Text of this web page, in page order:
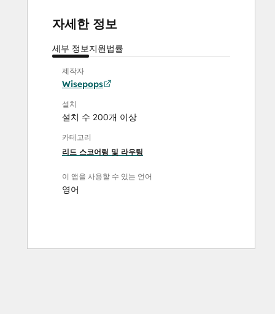
자세한 정보
세부 정보지원법률
제작자
Wisepops
설치
설치 수 200개 이상
카테고리
리드 스코어링 및 라우팅
이 앱을 사용할 수 있는 언어
영어